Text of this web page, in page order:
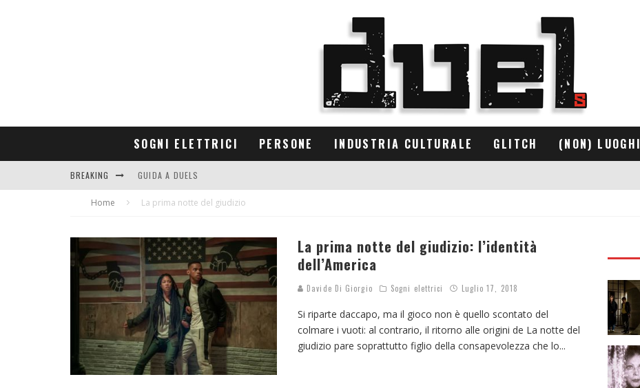
SOGNI ELETTRICI PERSONE INDUSTRIA CULTURALE GLITCH (NON) LUOGHI
BREAKING GUIDA A DUELS
CONTRIBUTORS
Home La prima notte del giudizio
La prima notte del giudizio: l’identità
dell’America
Davide Di Giorgio Sogni elettrici Luglio 17, 2018
Si riparte daccapo, ma il gioco non è quello scontato del
colmare i vuoti: al contrario, il ritorno alle origini de La notte del
giudizio pare soprattutto figlio della consapevolezza che lo...